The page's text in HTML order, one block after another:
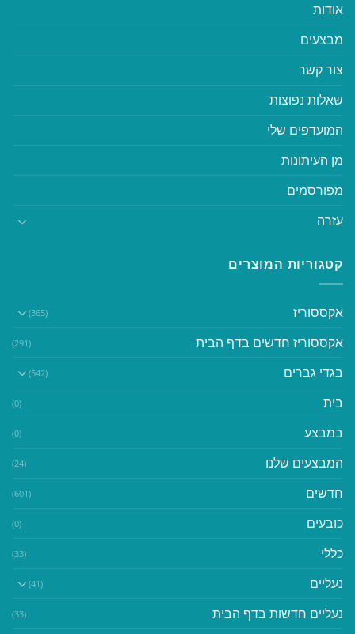
אודות
מבצעים
צור קשר
שאלות נפוצות
המועדפים שלי
מן העיתונות
מפורסמים
עזרה
קטגוריות המוצרים
אקססוריז (365)
אקססוריז חדשים בדף הבית (291)
בגדי גברים (542)
בית (0)
במבצע (0)
המבצעים שלנו (24)
חדשים (601)
כובעים (0)
כללי (33)
נעליים (41)
נעליים חדשות בדף הבית (33)